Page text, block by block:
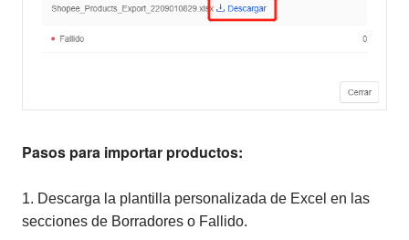
Pasos para importar productos:
1. Descarga la plantilla personalizada de Excel en las
secciones de Borradores o Fallido.